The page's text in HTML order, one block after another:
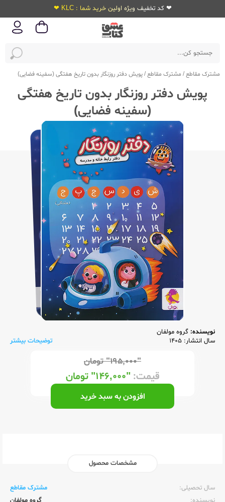
❤ کد تخفیف ویژه اولین خرید شما : KLC ❤
مشترک مقاطع/ مشترک مقاطع/پویش دفتر روزنگار بدون تاریخ هفتگی (سفینه فضایی)
پویش دفتر روزنگار بدون تاریخ هفتگی
(سفینه فضایی)
نویسنده: گروه مولفان
سال انتشار: 1405
توضیحات بیشتر
"۱۹۵,۰۰۰" تومان
قیمت:"۱۴۶,۰۰۰" تومان
افزودن به سبد خرید
مشخصات محصول
سال تحصیلی:‌
مشترک مقاطع